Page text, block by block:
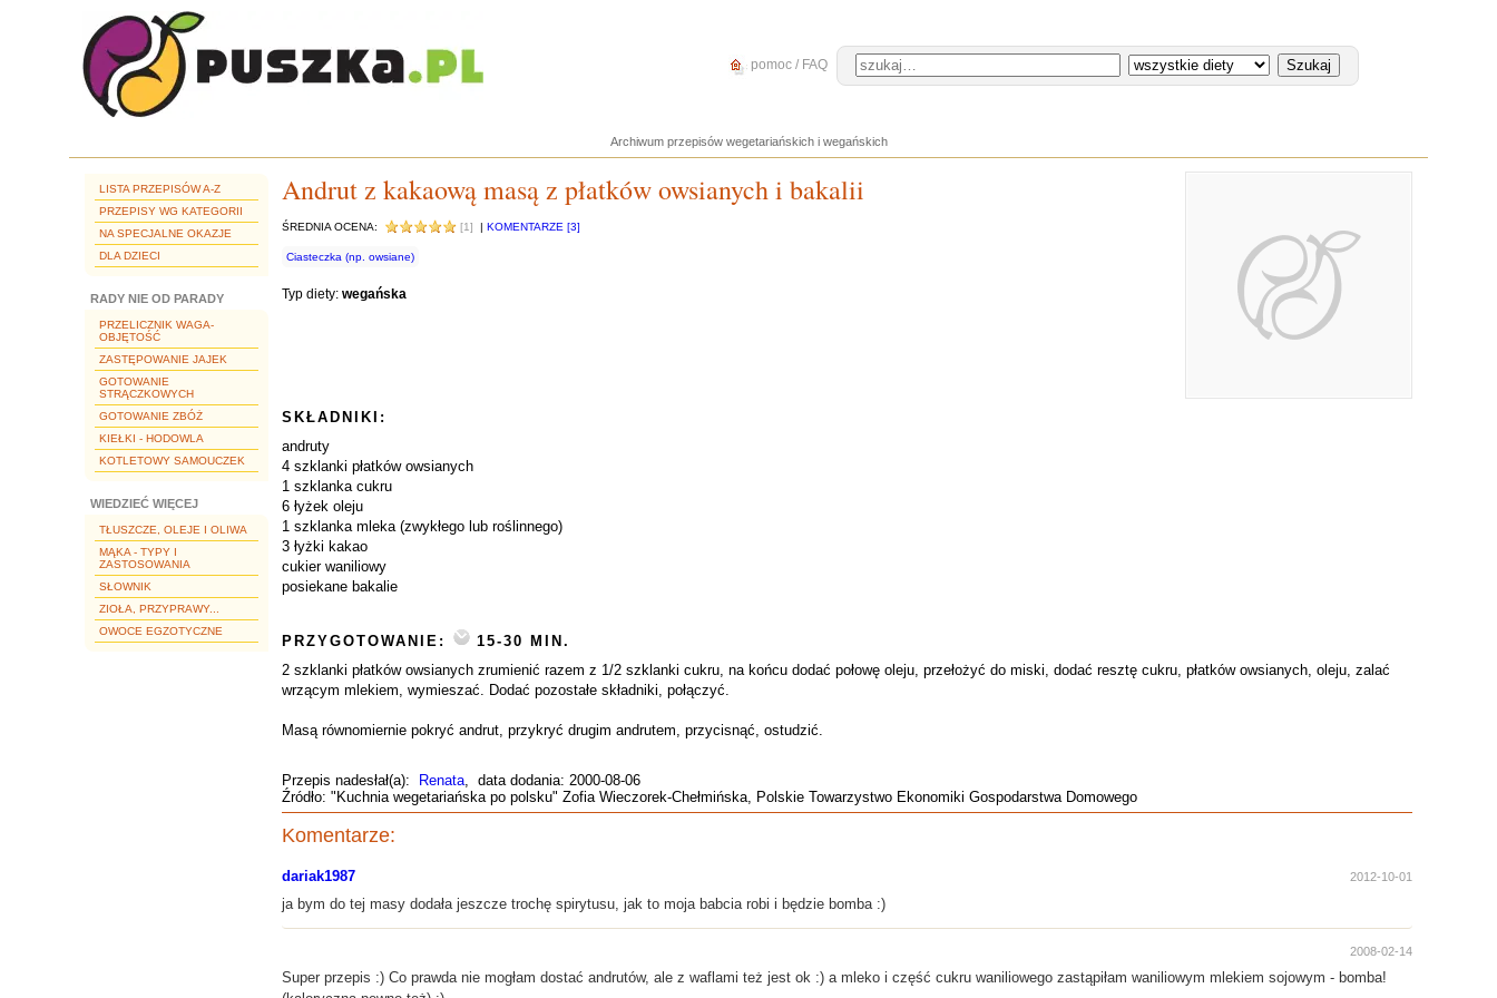
pomoc / FAQ
Archiwum przepisów wegetariańskich i wegańskich
LISTA PRZEPISÓW A-Z
PRZEPISY WG KATEGORII
NA SPECJALNE OKAZJE
DLA DZIECI
RADY NIE OD PARADY
PRZELICZNIK WAGA-
OBJĘTOŚĆ
ZASTĘPOWANIE JAJEK
GOTOWANIE
STRĄCZKOWYCH
GOTOWANIE ZBÓŻ
KIEŁKI - HODOWLA
KOTLETOWY SAMOUCZEK
WIEDZIEĆ WIĘCEJ
TŁUSZCZE, OLEJE I OLIWA
MĄKA - TYPY I
ZASTOSOWANIA
SŁOWNIK
ZIOŁA, PRZYPRAWY...
OWOCE EGZOTYCZNE
Andrut z kakaową masą z płatków owsianych i bakalii
ŚREDNIA OCENA: [1] | KOMENTARZE [3]
Ciasteczka (np. owsiane)
Typ diety: wegańska
SKŁADNIKI:
andruty
4 szklanki płatków owsianych
1 szklanka cukru
6 łyżek oleju
1 szklanka mleka (zwykłego lub roślinnego)
3 łyżki kakao
cukier waniliowy
posiekane bakalie
PRZYGOTOWANIE:
15-30 MIN.
2 szklanki płatków owsianych zrumienić razem z 1/2 szklanki cukru, na końcu dodać połowę oleju, przełożyć do miski, dodać resztę cukru, płatków owsianych, oleju, zalać
wrzącym mlekiem, wymieszać. Dodać pozostałe składniki, połączyć.
Masą równomiernie pokryć andrut, przykryć drugim andrutem, przycisnąć, ostudzić.
Przepis nadesłał(a): Renata, data dodania: 2000-08-06
Źródło: "Kuchnia wegetariańska po polsku" Zofia Wieczorek-Chełmińska, Polskie Towarzystwo Ekonomiki Gospodarstwa Domowego
Komentarze:
dariak1987 2012-10-01
ja bym do tej masy dodała jeszcze trochę spirytusu, jak to moja babcia robi i będzie bomba :)
2008-02-14
Super przepis :) Co prawda nie mogłam dostać andrutów, ale z waflami też jest ok :) a mleko i część cukru waniliowego zastąpiłam waniliowym mlekiem sojowym - bomba!